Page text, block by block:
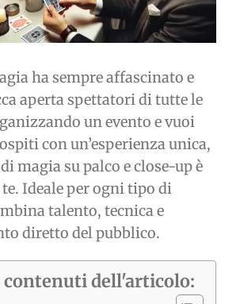
ha sempre affascinato e
aperta spettatori di tutte le
un evento e vuoi
con un’esperienza unica,
magia su palco e close-up è
Ideale per ogni tipo di
talento, tecnica e
diretto del pubblico.
contenuti dell'articolo: